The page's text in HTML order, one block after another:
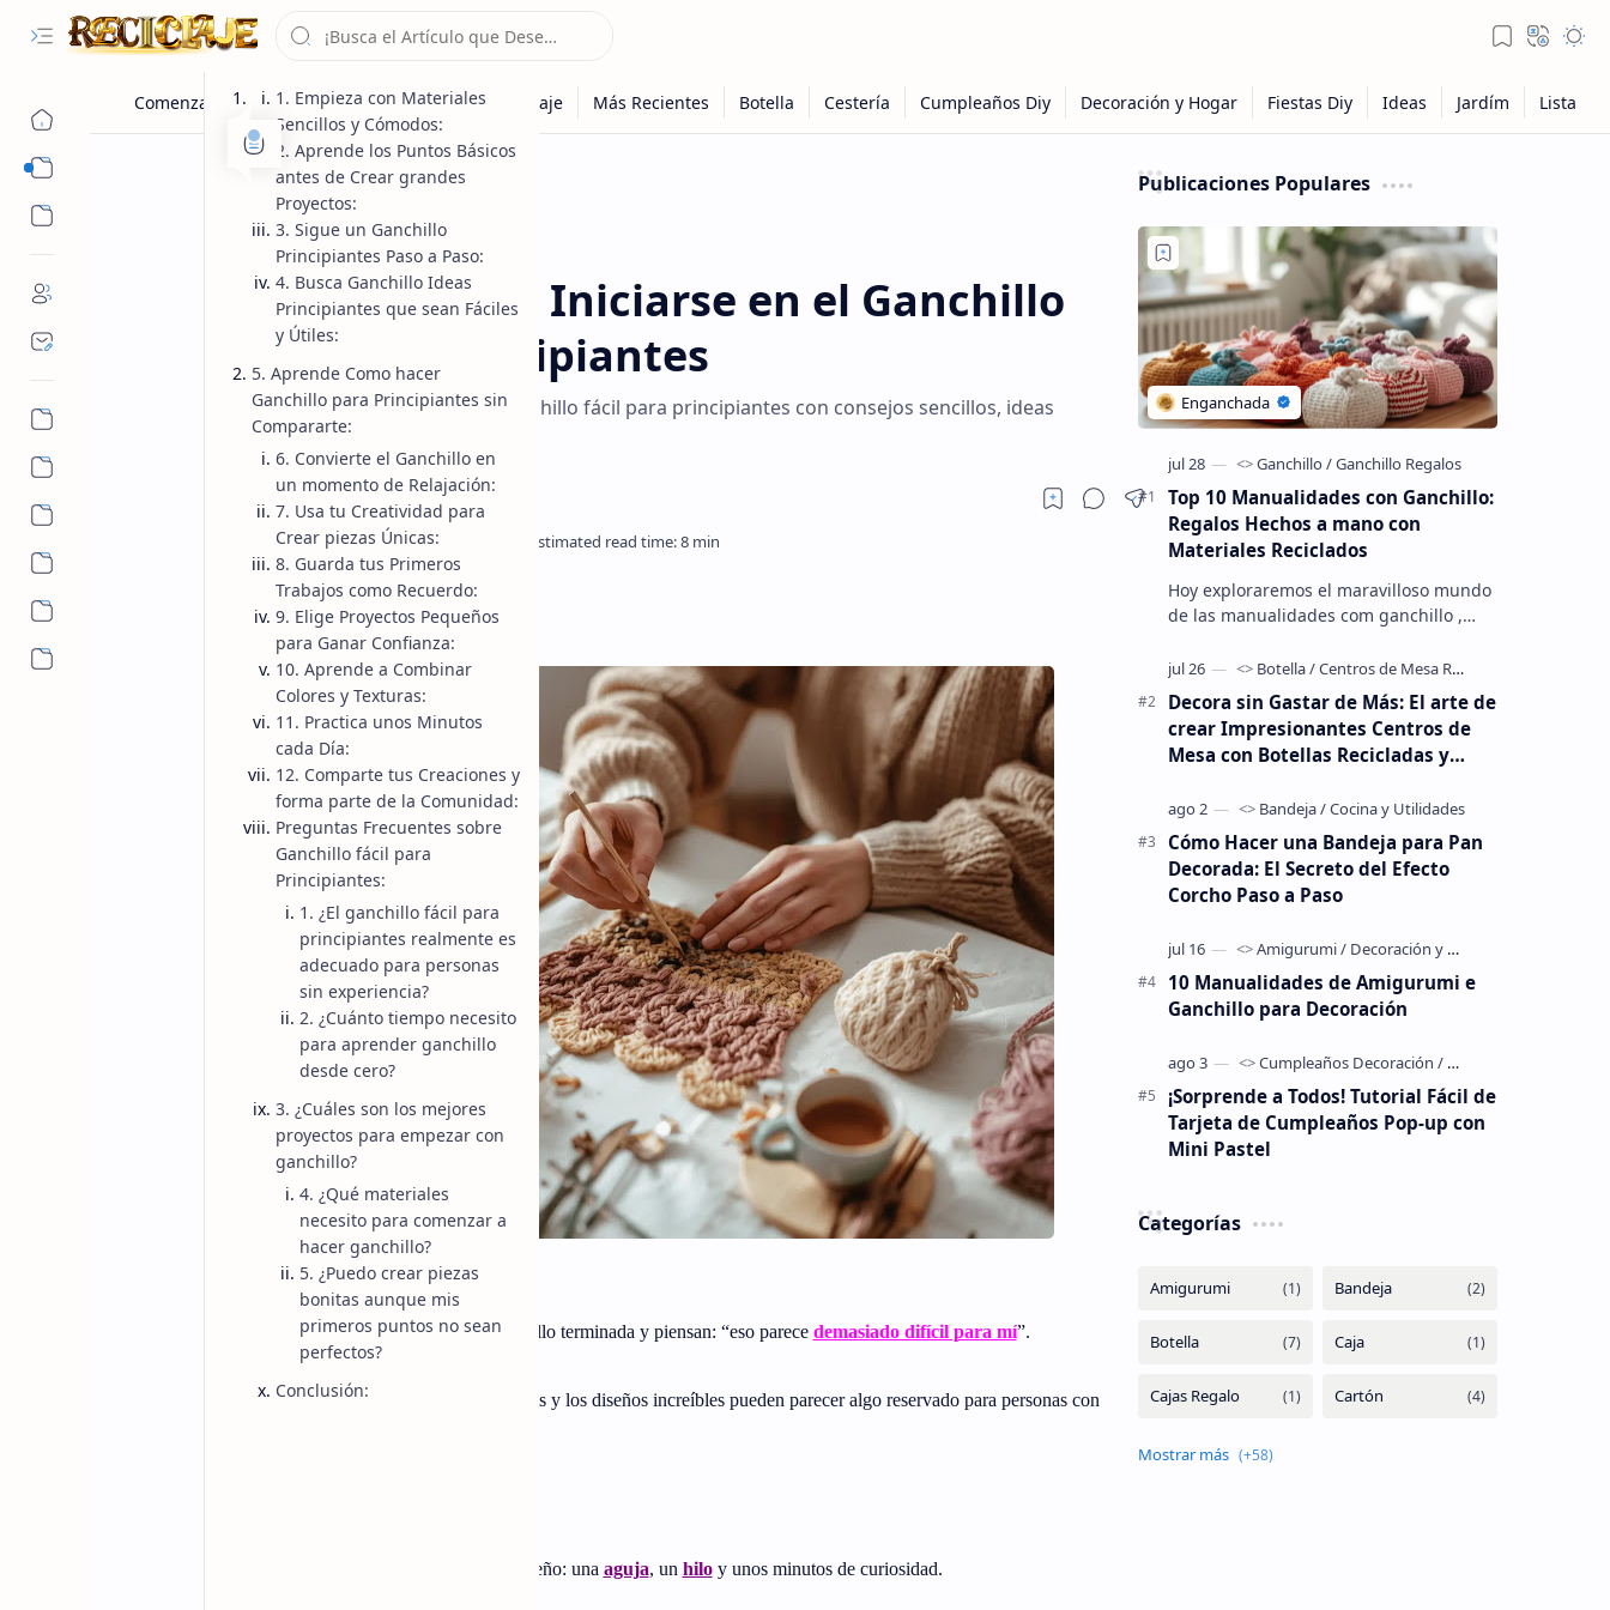
Consejos Ganchillo
8 Consejos para Iniciarse en el Ganchillo
Fácil para Principiantes
Descubre cómo empezar con el ganchillo fácil para principiantes con consejos sencillos, ideas
creativas y pasos prácticos...
Muchas personas miran una pieza de ganchillo terminada y piensan: “eso parece demasiado difícil para mí”.
Los puntos perfectos, los colores combinados y los diseños increíbles pueden parecer algo reservado para personas con
El ganchillo puede comenzar con algo pequeño: una aguja, un hiloy unos minutos de curiosidad.
1. Empieza con Materiales
Sencillos y Cómodos:
2. Aprende los Puntos Básicos
antes de Crear grandes
Proyectos:
3. Sigue un Ganchillo
Principiantes Paso a Paso:
4. Busca Ganchillo Ideas
Principiantes que sean Fáciles
y Útiles:
5. Aprende Como hacer
Ganchillo para Principiantes sin
Compararte:
6. Convierte el Ganchillo en
un momento de Relajación:
7. Usa tu Creatividad para
Crear piezas Únicas:
8. Guarda tus Primeros
Trabajos como Recuerdo:
9. Elige Proyectos Pequeños
para Ganar Confianza:
10. Aprende a Combinar
Colores y Texturas:
11. Practica unos Minutos
cada Día:
12. Comparte tus Creaciones y
forma parte de la Comunidad:
Preguntas Frecuentes sobre
Ganchillo fácil para
Principiantes:
1. ¿El ganchillo fácil para
principiantes realmente es
adecuado para personas
sin experiencia?
2. ¿Cuánto tiempo necesito
para aprender ganchillo
desde cero?
3. ¿Cuáles son los mejores
proyectos para empezar con
ganchillo?
4. ¿Qué materiales
necesito para comenzar a
hacer ganchillo?
5. ¿Puedo crear piezas
bonitas aunque mis
primeros puntos no sean
perfectos?
Conclusión:
Publicaciones Populares
Top 10 Manualidades con Ganchillo:
Regalos Hechos a mano con
Materiales Reciclados
Hoy exploraremos el maravilloso mundo
de las manualidades com ganchillo ,
crear piezas únicas utilizando nuestra…
Decora sin Gastar de Más: El arte de
crear Impresionantes Centros de
Mesa con Botellas Recicladas y
Cómo Hacer una Bandeja para Pan
Decorada: El Secreto del Efecto
Corcho Paso a Paso
10 Manualidades de Amigurumi e
Ganchillo para Decoración
¡Sorprende a Todos! Tutorial Fácil de
Tarjeta de Cumpleaños Pop-up con
Mini Pastel
Categorías